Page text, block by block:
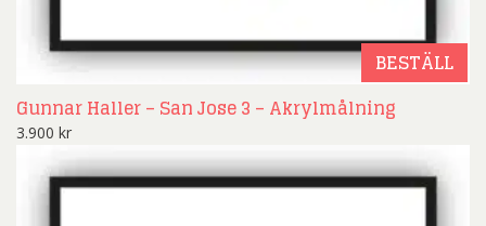
BESTÄLL
Gunnar Haller – San Jose 3 – Akrylmålning
3.900 kr